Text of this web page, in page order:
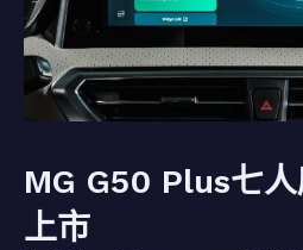
MG G50 Plus七
上市